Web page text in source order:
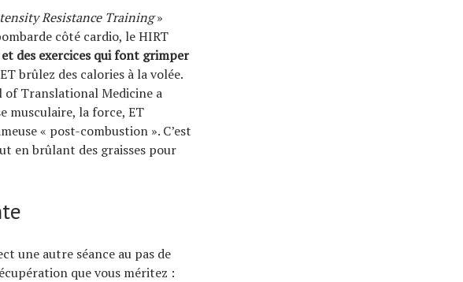
Resistance Training»
côté cardio, le HIRT
des exercices qui font grimper
brûlez des calories à la volée.
of Translational Medicine a
musculaire, la force, ET
« post-combustion ». C’est
en brûlant des graisses pour
une autre séance au pas de
que vous méritez :